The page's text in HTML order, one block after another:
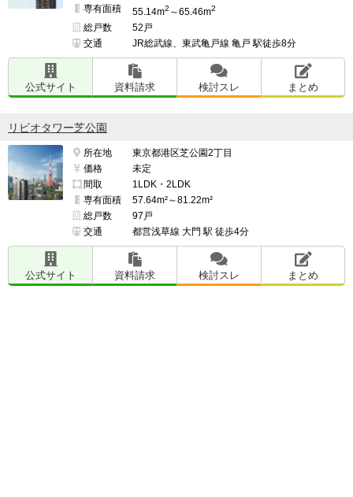
専有面積
55.14m2 ～65.46m2
総戸数
52戸
交通
JR総武線、東武亀戸線 亀戸 駅徒歩8分
公式サイト 資料請求 検討スレ まとめ
リビオタワー芝公園
所在地
東京都港区芝公園2丁目
価格
未定
間取
1LDK・2LDK
専有面積
57.64m²～81.22m²
総戸数
97戸
交通
都営浅草線 大門 駅 徒歩4分
公式サイト 資料請求 検討スレ まとめ